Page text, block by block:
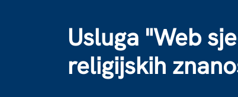
Usluga "Web
religijskih